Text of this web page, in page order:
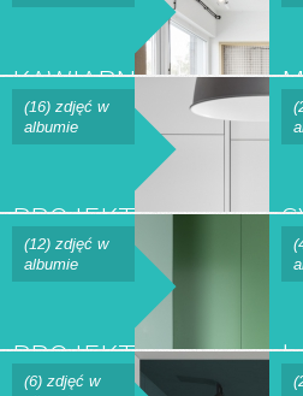
KAWIARNIA
| LOKAL
CAFE
(16) zdjęć w
albumie
PROJEKT
MIESZKANIA
132M2 |
MOKOTÓW
(12) zdjęć w
albumie
PROJEKT
(6) zdjęć w